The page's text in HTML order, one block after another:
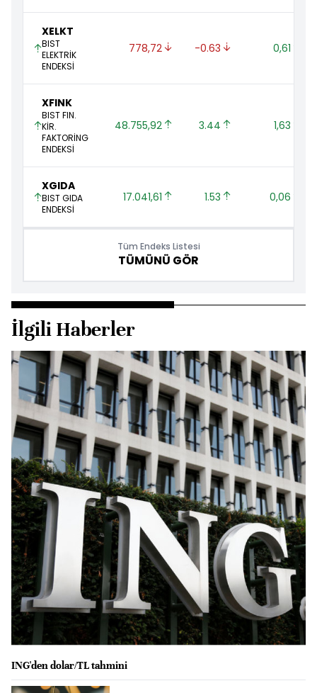
XELKT
BIST
ELEKTRİK
ENDEKSİ
778,72 -0.63 0,61
XFINK
BIST FIN.
KİR.
FAKTORİNG
ENDEKSİ
48.755,92 3.44 1,63
XGIDA
BIST GIDA
ENDEKSİ
17.041,61 1.53 0,06
Tüm Endeks Listesi
TÜMÜNÜ GÖR
İlgili Haberler
ING'den dolar/TL tahmini